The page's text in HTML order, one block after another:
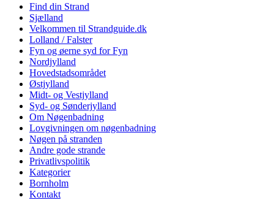
Find din Strand
Sjælland
Velkommen til Strandguide.dk
Lolland / Falster
Fyn og øerne syd for Fyn
Nordjylland
Hovedstadsområdet
Østjylland
Midt- og Vestjylland
Syd- og Sønderjylland
Om Nøgenbadning
Lovgivningen om nøgenbadning
Nøgen på stranden
Andre gode strande
Privatlivspolitik
Kategorier
Bornholm
Kontakt